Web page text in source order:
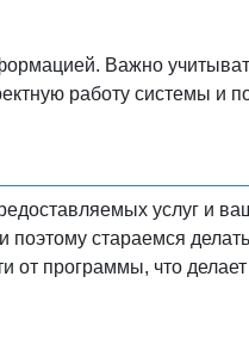
Важно
работу системы и
услуг и
поэтому стараемся
от программы, что